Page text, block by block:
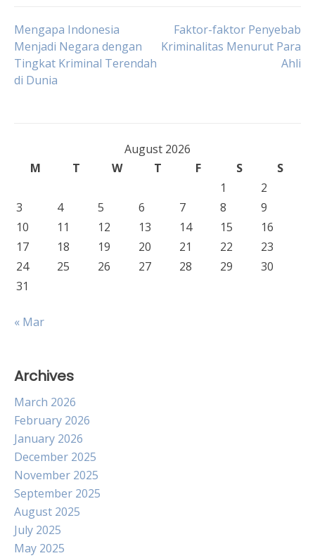
Post
navigation
Mengapa Indonesia
Menjadi Negara dengan
Tingkat Kriminal Terendah
di Dunia
Faktor-faktor Penyebab
Kriminalitas Menurut Para
Ahli
August 2026
M
T W T F S
S
1
2
3
4 5 6 7 8
9
10
11 12 13 14 15
16
17
18 19 20 21 22
23
24
25 26 27 28 29
30
31
« Mar
Archives
March 2026
February 2026
January 2026
December 2025
November 2025
September 2025
August 2025
July 2025
May 2025